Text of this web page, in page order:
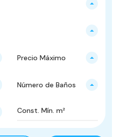
Precio Máximo
Número de Baños